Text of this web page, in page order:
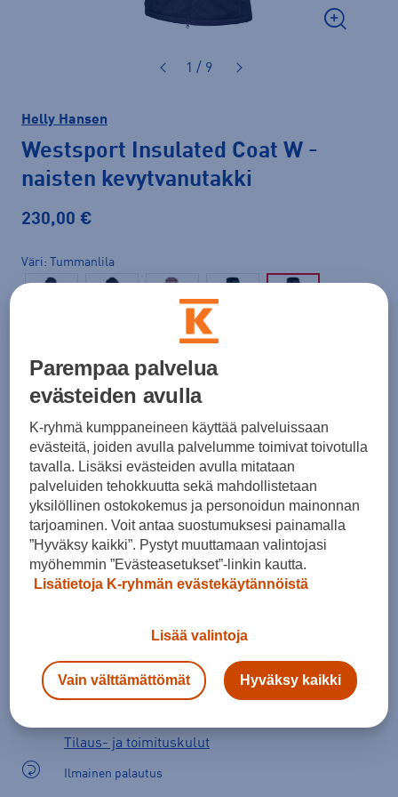
1 / 9
Helly Hansen
Westsport Insulated Coat W -
naisten kevytvanutakki
230,00 €
Väri Tummanlila
M
Lisää ostoskoriin
Tarkista saatavuus ja tilaa myymälästä
Valitse koko nähdäksesi myymäläsaatavuuden.
Tilaus- ja toimituskulut
Ilmainen palautus
Parempaa palvelua
evästeiden avulla
K-ryhmä kumppaneineen käyttää palveluissaan
evästeitä, joiden avulla palvelumme toimivat toivotulla
tavalla. Lisäksi evästeiden avulla mitataan
palveluiden tehokkuutta sekä mahdollistetaan
yksilöllinen ostokokemus ja personoidun mainonnan
tarjoaminen. Voit antaa suostumuksesi painamalla
”Hyväksy kaikki”. Pystyt muuttamaan valintojasi
myöhemmin ”Evästeasetukset”-linkin kautta.
Lisätietoja K-ryhmän evästekäytännöistä
Lisää valintoja
Vain välttämättömät Hyväksy kaikki